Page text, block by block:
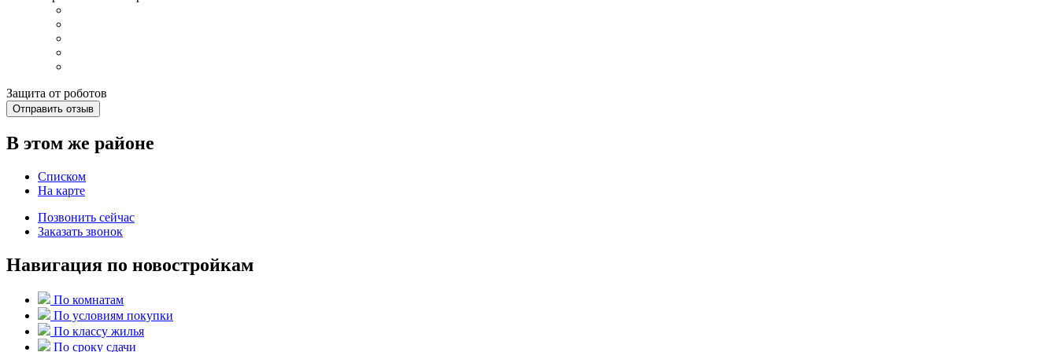
Защита от роботов
Отправить отзыв
В этом же районе
Списком
На карте
Позвонить сейчас
Заказать звонок
Навигация по новостройкам
По комнатам
По условиям покупки
По классу жилья
По сроку сдачи